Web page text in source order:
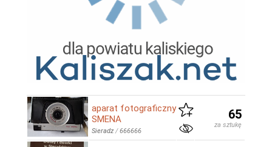
aparat fotograficzny
SMENA
Sieradz /666666
65
za sztukę